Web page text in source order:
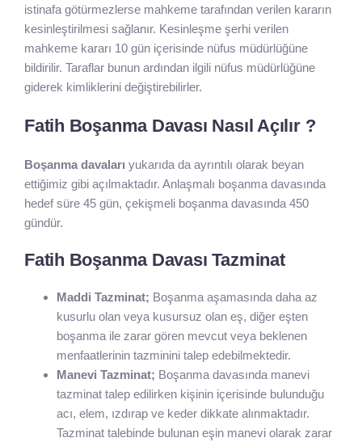
istinafa götürmezlerse mahkeme tarafından verilen kararın
kesinleştirilmesi sağlanır. Kesinleşme şerhi verilen
mahkeme kararı 10 gün içerisinde nüfus müdürlüğüne
bildirilir. Taraflar bunun ardından ilgili nüfus müdürlüğüne
giderek kimliklerini değiştirebilirler.
Fatih Boşanma Davası Nasıl Açılır ?
Boşanma davaları yukarıda da ayrıntılı olarak beyan
ettiğimiz gibi açılmaktadır. Anlaşmalı boşanma davasında
hedef süre 45 gün, çekişmeli boşanma davasında 450
gündür.
Fatih Boşanma Davası Tazminat
Maddi Tazminat; Boşanma aşamasında daha az
kusurlu olan veya kusursuz olan eş, diğer eşten
boşanma ile zarar gören mevcut veya beklenen
menfaatlerinin tazminini talep edebilmektedir.
Manevi Tazminat; Boşanma davasında manevi
tazminat talep edilirken kişinin içerisinde bulunduğu
acı, elem, ızdırap ve keder dikkate alınmaktadır.
Tazminat talebinde bulunan eşin manevi olarak zarar